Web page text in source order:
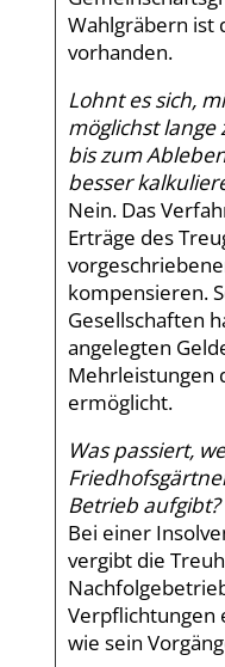
Wahlgräbern ist
vorhanden.
Lohnt es sich,
möglichst
bis zum
besser
Nein. Das
Erträge des
kompensieren.
Gesellschaften
angelegten
Mehrleistungen
ermöglicht.
Was passiert,
Betrieb aufgibt?
Bei einer
vergibt die
Verpflichtungen
wie sein